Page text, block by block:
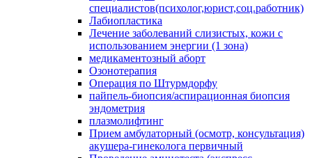
специалистов(психолог,юрист,соц.работник)
Лабиопластика
Лечение заболеваний слизистых, кожи с
использованием энергии (1 зона)
медикаментозный аборт
Озонотерапия
Операция по Штурмдорфу
пайпель-биопсия/аспирационная биопсия
эндометрия
плазмолифтинг
Прием амбулаторный (осмотр, консультация)
акушера-гинеколога первичный